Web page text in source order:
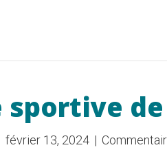
sportive
février 13, 2024 |